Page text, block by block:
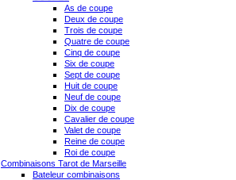
As de coupe
Deux de coupe
Trois de coupe
Quatre de coupe
Cinq de coupe
Six de coupe
Sept de coupe
Huit de coupe
Neuf de coupe
Dix de coupe
Cavalier de coupe
Valet de coupe
Reine de coupe
Roi de coupe
Combinaisons Tarot de Marseille
Bateleur combinaisons